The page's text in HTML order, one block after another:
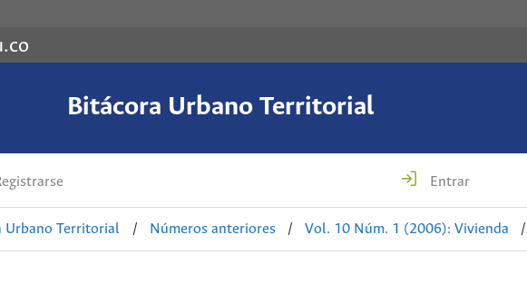
Bitácora Urbano Territorial
Entrar
Urbano Territorial / Números anteriores / Vol. 10 Núm. 1 (2006): Vivienda /